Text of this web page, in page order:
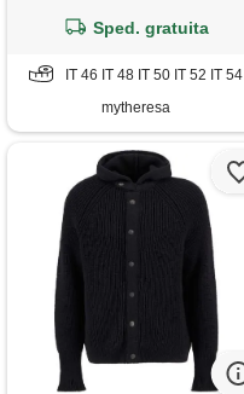
Sped. gratuita
IT 46 IT 48 IT 50 IT 52 IT 54
mytheresa